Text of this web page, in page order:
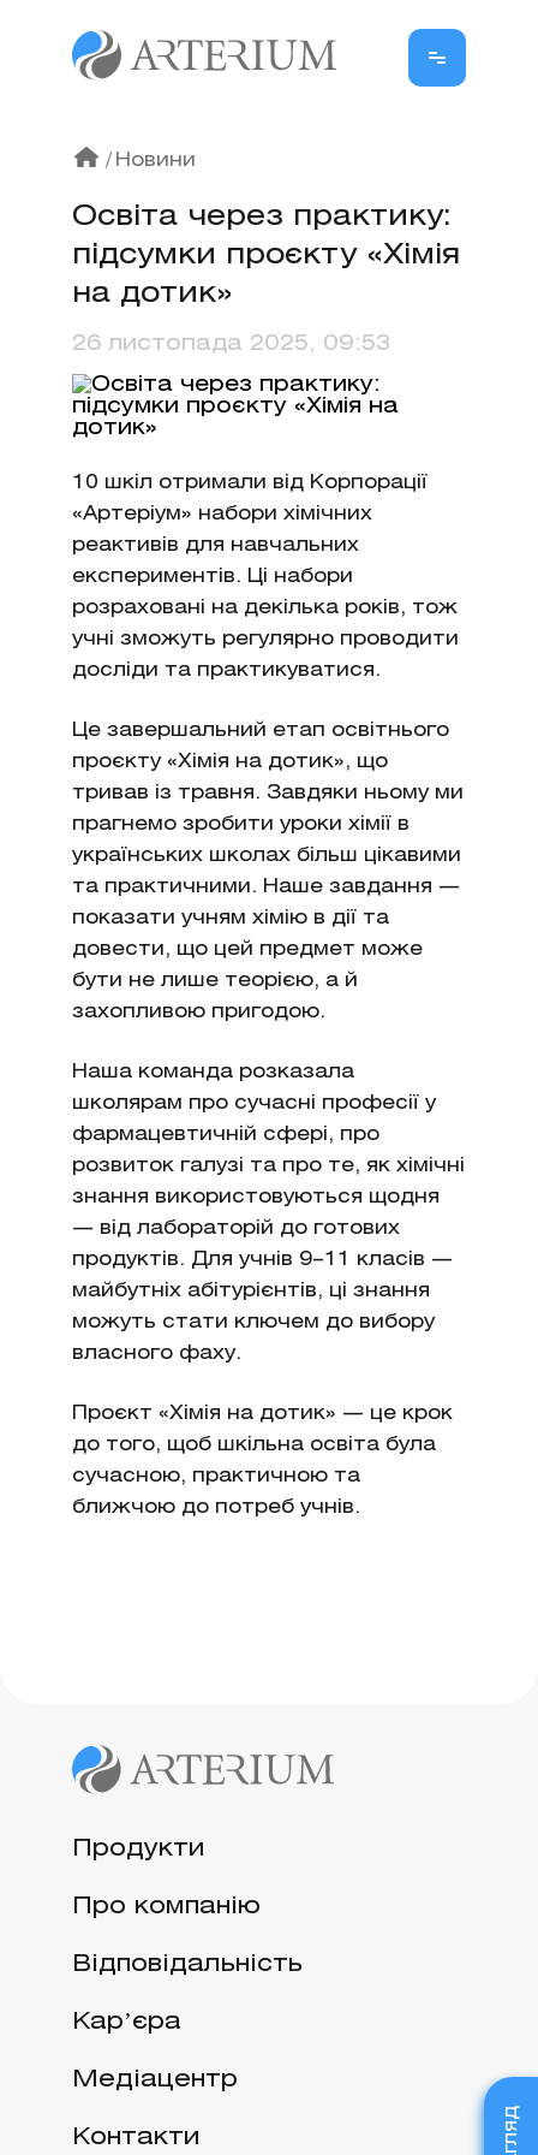
/ Новини
Освіта через практику:
підсумки проєкту «Хімія
на дотик»
26 листопада 2025, 09:53
10 шкіл отримали від Корпорації
«Артеріум» набори хімічних
реактивів для навчальних
експериментів. Ці набори
розраховані на декілька років, тож
учні зможуть регулярно проводити
досліди та практикуватися.
Це завершальний етап освітнього
проєкту «Хімія на дотик», що
тривав із травня. Завдяки ньому ми
прагнемо зробити уроки хімії в
українських школах більш цікавими
та практичними. Наше завдання —
показати учням хімію в дії та
довести, що цей предмет може
бути не лише теорією, а й
захопливою пригодою.
Наша команда розказала
школярам про сучасні професії у
фармацевтичній сфері, про
розвиток галузі та про те, як хімічні
знання використовуються щодня
— від лабораторій до готових
продуктів. Для учнів 9–11 класів —
майбутніх абітурієнтів, ці знання
можуть стати ключем до вибору
власного фаху.
Проєкт «Хімія на дотик» — це крок
до того, щоб шкільна освіта була
сучасною, практичною та
ближчою до потреб учнів.
Продукти
Про компанію
Відповідальність
Карʼєра
Медіацентр
Контакти